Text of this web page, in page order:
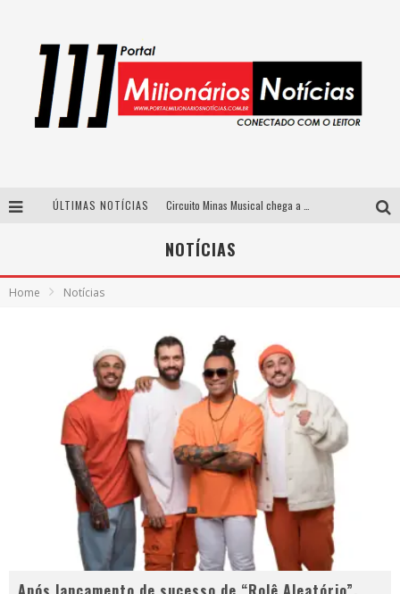
ÚLTIMAS NOTÍCIAS
Fenômeno do pagode, Fabinho desembarca em BH com a primeira edição do “Pagobinho”
NOTÍCIAS
Home Notícias